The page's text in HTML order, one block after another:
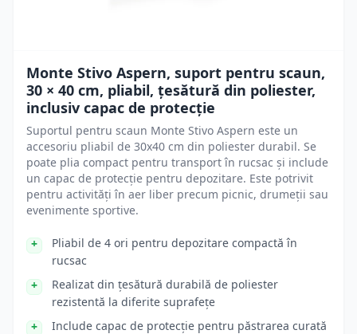
Monte Stivo Aspern, suport pentru scaun,
30 × 40 cm, pliabil, țesătură din poliester,
inclusiv capac de protecție
Suportul pentru scaun Monte Stivo Aspern este un
accesoriu pliabil de 30x40 cm din poliester durabil. Se
poate plia compact pentru transport în rucsac și include
un capac de protecție pentru depozitare. Este potrivit
pentru activități în aer liber precum picnic, drumeții sau
evenimente sportive.
Pliabil de 4 ori pentru depozitare compactă în
rucsac
Realizat din țesătură durabilă de poliester
rezistentă la diferite suprafețe
Include capac de protecție pentru păstrarea curată